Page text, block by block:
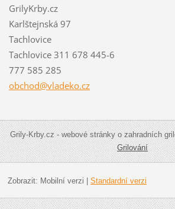
GrilyKrby.cz
Karlštejnská 97
Tachlovice
Tachlovice 311 678 445-6
777 585 285
obchod@vladeko.cz
Grily-Krby.cz - webové stránky o zahradních
Grilování
Zobrazit: Mobilní verzi Standardní verzi